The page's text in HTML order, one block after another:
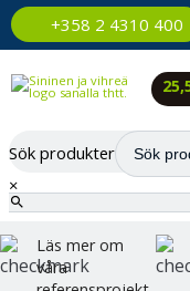
+358 2 4310 400
Sök produkter
×
Läs mer om
våra